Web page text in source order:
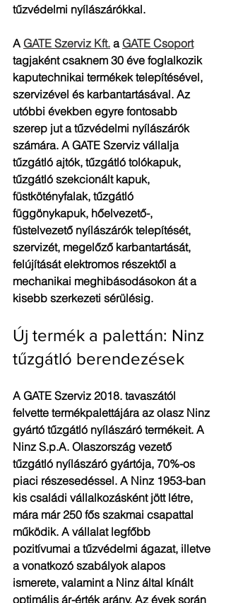
tűzvédelmi nyílászárókkal.
A GATE Szerviz Kft. a GATE Csoport
tagjaként csaknem 30 éve foglalkozik
kaputechnikai termékek telepítésével,
szervizével és karbantartásával. Az
utóbbi években egyre fontosabb
szerep jut a tűzvédelmi nyílászárók
számára. A GATE Szerviz vállalja
tűzgátló ajtók, tűzgátló tolókapuk,
tűzgátló szekcionált kapuk,
füstkötényfalak, tűzgátló
függönykapuk, hőelvezető-,
füstelvezető nyílászárók telepítését,
szervizét, megelőző karbantartását,
felújítását elektromos részektől a
mechanikai meghibásodásokon át a
kisebb szerkezeti sérülésig.
Új termék a palettán: Ninz
tűzgátló berendezések
A GATE Szerviz 2018. tavaszától
felvette termékpalettájára az olasz Ninz
gyártó tűzgátló nyílászáró termékeit. A
Ninz S.p.A. Olaszország vezető
tűzgátló nyílászáró gyártója, 70%-os
piaci részesedéssel. A Ninz 1953-ban
kis családi vállalkozásként jött létre,
mára már 250 fős szakmai csapattal
működik. A vállalat legfőbb
pozitívumai a tűzvédelmi ágazat, illetve
a vonatkozó szabályok alapos
ismerete, valamint a Ninz által kínált
optimális ár-érték arány. Az évek során